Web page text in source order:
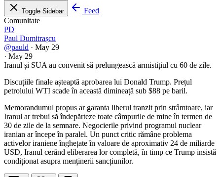
Toggle Sidebar
Feed
Comunitate
PD
Paul Dumitrașcu
@pauld · May 29
· May 29
Iranul și SUA au convenit să prelungească armistițiul cu 60 de zile.
Discuțiile finale așteaptă aprobarea lui Donald Trump. Prețul
petrolului WTI scade în această dimineață sub $88 pe baril.
Memorandumul propus ar garanta liberul tranzit prin strâmtoare, iar
Iranul ar trebui să îndepărteze toate câmpurile de mine în termen de
30 de zile de la semnare. Negocierile privind programul nuclear
iranian ar începe în paralel. Un punct critic rămâne problema
activelor iraniene înghețate în valoare de aproximativ 24 de miliarde
USD, Iranul cerând eliberarea lor completă, în timp ce Trump insistă
condiționat asupra menținerii sancțiunilor.